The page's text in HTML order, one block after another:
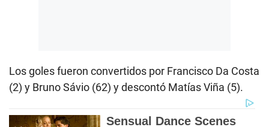
Los goles fueron convertidos por Francisco Da Costa
(2) y Bruno Sávio (62) y descontó Matías Viña (5).